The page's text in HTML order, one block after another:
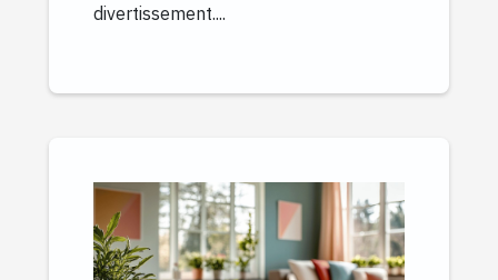
divertissement....